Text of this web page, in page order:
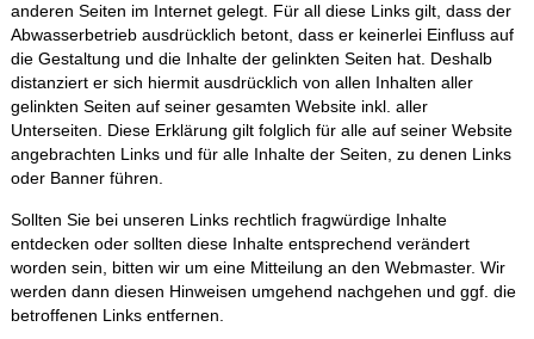
anderen Seiten im Internet gelegt. Für all diese Links gilt, dass der
Abwasserbetrieb ausdrücklich betont, dass er keinerlei Einfluss auf
die Gestaltung und die Inhalte der gelinkten Seiten hat. Deshalb
distanziert er sich hiermit ausdrücklich von allen Inhalten aller
gelinkten Seiten auf seiner gesamten Website inkl. aller
Unterseiten. Diese Erklärung gilt folglich für alle auf seiner Website
angebrachten Links und für alle Inhalte der Seiten, zu denen Links
oder Banner führen.
Sollten Sie bei unseren Links rechtlich fragwürdige Inhalte
entdecken oder sollten diese Inhalte entsprechend verändert
worden sein, bitten wir um eine Mitteilung an den Webmaster. Wir
werden dann diesen Hinweisen umgehend nachgehen und ggf. die
betroffenen Links entfernen.